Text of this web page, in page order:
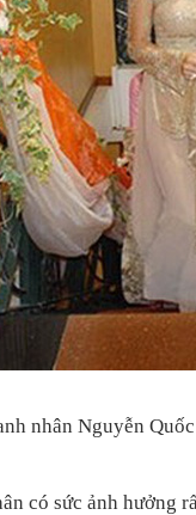
nhân Nguyễn
có sức ảnh hưởng